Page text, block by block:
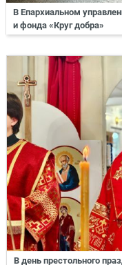
В Епархиальном
и фонда «Круг добра»
В день престольного